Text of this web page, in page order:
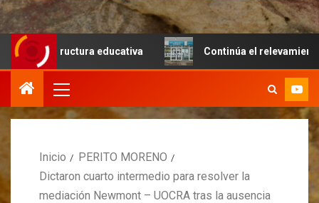
educativa Continúa el relevamiento técnico
Inicio
PERITO MORENO
Dictaron cuarto intermedio para resolver la
mediación Newmont – UOCRA tras la ausencia